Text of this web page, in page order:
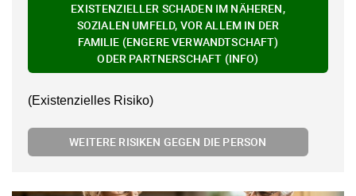
EXISTENZIELLER SCHADEN IM NÄHEREN,
SOZIALEN UMFELD, VOR ALLEM IN DER
FAMILIE (ENGERE VERWANDTSCHAFT)
ODER PARTNERSCHAFT (INFO)
(Existenzielles Risiko)
WEITERE RISIKEN GEGEN DIE PERSON